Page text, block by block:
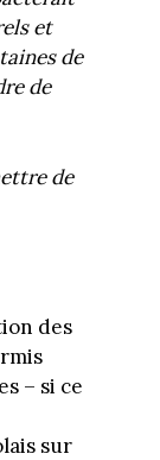
et
de
de
de
des
– si ce
sur